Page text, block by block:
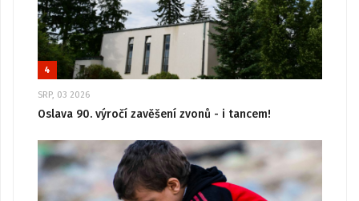
4
SRP, 03 2026
Oslava 90. výročí zavěšení zvonů - i tancem!